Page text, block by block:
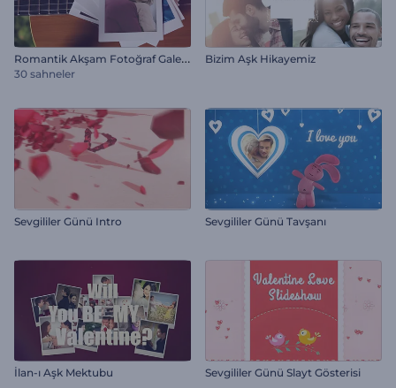
R
omantik Akşam Fotoğraf Galerisi
30 sahneler
Bizim Aşk Hikayemiz
Sevgililer Günü Intro Sevgililer Günü Tavşanı
İlan-ı Aşk Mektubu Sevgililer Günü Slayt Gösterisi